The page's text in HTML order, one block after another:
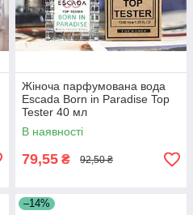
Жіноча парфумована вода
Escada Born in Paradise Top
Tester 40 мл
В наявності
79,55 ₴ 92,50 ₴
–14%